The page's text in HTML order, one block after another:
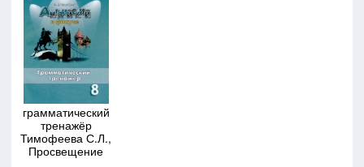
грамматический
тренажёр
Тимофеева С.Л.,
Просвещение